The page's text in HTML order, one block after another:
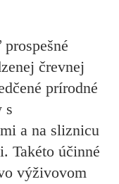
črevnej
prírodné
s
a na sliznicu
Takéto účinné
výživovom